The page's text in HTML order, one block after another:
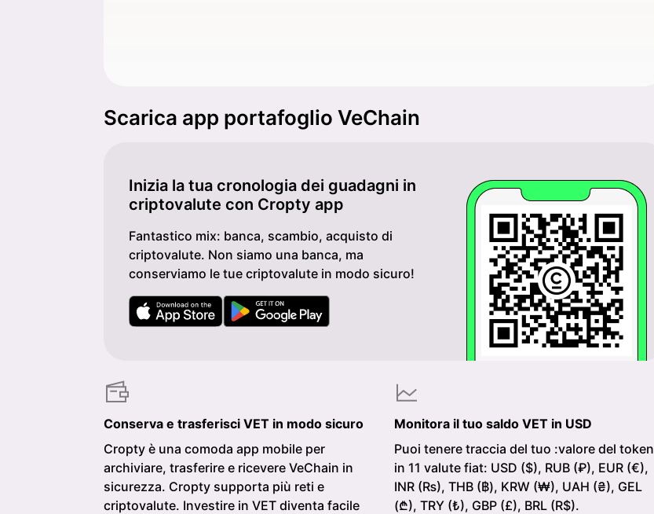
Scarica app portafoglio VeChain
Inizia la tua cronologia dei guadagni in
criptovalute con Cropty app
Fantastico mix: banca, scambio, acquisto di
criptovalute. Non siamo una banca, ma
conserviamo le tue criptovalute in modo sicuro!
Conserva e trasferisci VET in modo sicuro
Cropty è una comoda app mobile per
archiviare, trasferire e ricevere VeChain in
sicurezza. Cropty supporta più reti e
criptovalute. Investire in VET diventa facile
Monitora il tuo saldo VET in USD
Puoi tenere traccia del tuo :valore del token
in 11 valute fiat: USD ($), RUB (₽), EUR (€),
INR (₨), THB (฿), KRW (₩), UAH (₴), GEL
(₾), TRY (₺), GBP (£), BRL (R$).